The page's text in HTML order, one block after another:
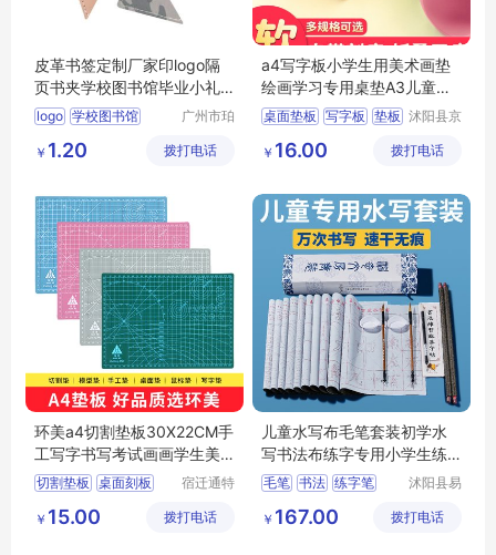
皮革书签定制厂家印logo隔
页书夹学校图书馆毕业小礼
品设计书签夹
logo 学校图书馆
广州市珀
限公司
￥ 1.20 拨打电话
a4写字板小学生用美术画垫
绘画学习专用桌垫A3儿童写
字画画手工桌
桌面垫板 写字板 垫板 沭阳县京
心
￥ 16.00 拨打电话
环美a4切割垫板30X22CM手
工写字书写考试画画学生美
工美术绘画模
切割垫板 桌面刻板
学生美工板
宿迁通特
有限公司
￥ 15.00 拨打电话
儿童水写布毛笔套装初学水
写书法布练字专用小学生练
毛笔字水洗布
毛笔 书法 练字笔
沭阳县易
子商务有
￥ 167.00 拨打电话